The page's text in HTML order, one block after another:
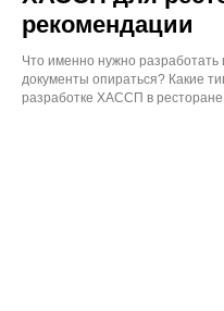
рекомендации
Что именно нужно разработать
документы опираться? Какие
разработке ХАССП в ресторане